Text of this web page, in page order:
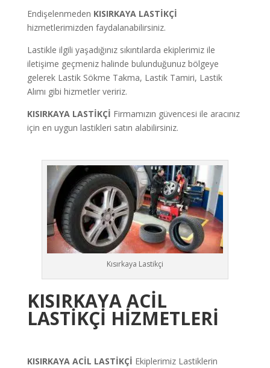
Endişelenmeden KISIRKAYA LASTİKÇİ
hizmetlerimizden faydalanabilirsiniz.
Lastikle ilgili yaşadığınız sıkıntılarda ekiplerimiz ile
iletişime geçmeniz halinde bulunduğunuz bölgeye
gelerek Lastik Sökme Takma, Lastik Tamiri, Lastik
Alımı gibi hizmetler veririz.
KISIRKAYA LASTİKÇİ Firmamızın güvencesi ile aracınız
için en uygun lastikleri satın alabilirsiniz.
Kısırkaya Lastikçi
KISIRKAYA ACİL
LASTİKÇİ HİZMETLERİ
KISIRKAYA ACİL LASTİKÇİ Ekiplerimiz Lastiklerin